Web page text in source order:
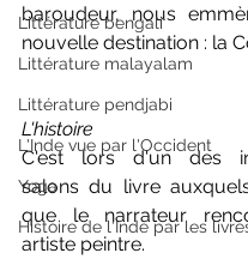
Littérature bengali
Littérature malayalam
Littérature pendjabi
L'Inde vue par l'Occident
Yoga
Histoire de l'Inde par les
baroudeur, nous
nouvelle destination : la
L'histoire
C'est lors d'un des
salons du livre
que le narrateur
artiste peintre.